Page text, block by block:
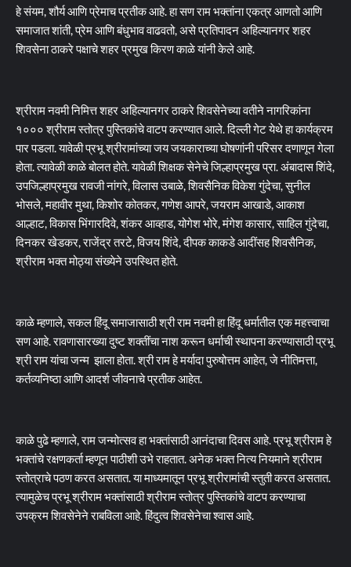
हे संयम, शौर्य आणि प्रेमाच प्रतीक आहे. हा सण राम भक्तांना एकत्र आणतो आणि
समाजात शांती, प्रेम आणि बंधुभाव वाढवतो, असे प्रतिपादन अहिल्यानगर शहर
शिवसेना ठाकरे पक्षाचे शहर प्रमुख किरण काळे यांनी केले आहे.
श्रीराम नवमी निमित्त शहर अहिल्यानगर ठाकरे शिवसेनेच्या वतीने नागरिकांना
१००० श्रीराम स्तोत्र पुस्तिकांचे वाटप करण्यात आले. दिल्ली गेट येथे हा कार्यक्रम
पार पडला. यावेळी प्रभू श्रीरामांच्या जय जयकाराच्या घोषणांनी परिसर दणाणून गेला
होता. त्यावेळी काळे बोलत होते. यावेळी शिक्षक सेनेचे जिल्हाप्रमुख प्रा. अंबादास शिंदे,
उपजिल्हाप्रमुख रावजी नांगरे, विलास उबाळे, शिवसैनिक विकेश गुंदेचा, सुनील
भोसले, महावीर मुथा, किशोर कोतकर, गणेश आपरे, जयराम आखाडे, आकाश
आल्हाट, विकास भिंगारदिवे, शंकर आव्हाड, योगेश भोरे, मंगेश कासार, साहिल गुंदेचा,
दिनकर खेडकर, राजेंद्र तरटे, विजय शिंदे, दीपक काकडे आदींसह शिवसैनिक,
श्रीराम भक्त मोठ्या संख्येने उपस्थित होते.
काळे म्हणाले, सकल हिंदू समाजासाठी श्री राम नवमी हा हिंदू धर्मातील एक महत्त्वाचा
सण आहे. रावणासारख्या दुष्ट शक्तींचा नाश करून धर्माची स्थापना करण्यासाठी प्रभू
श्री राम यांचा जन्म झाला होता. श्री राम हे मर्यादा पुरुषोत्तम आहेत, जे नीतिमत्ता,
कर्तव्यनिष्ठा आणि आदर्श जीवनाचे प्रतीक आहेत.
काळे पुढे म्हणाले, राम जन्मोत्सव हा भक्तांसाठी आनंदाचा दिवस आहे. प्रभू श्रीराम हे
भक्तांचे रक्षणकर्ता म्हणून पाठीशी उभे राहतात. अनेक भक्त नित्य नियमाने श्रीराम
स्तोत्राचे पठण करत असतात. या माध्यमातून प्रभू श्रीरामांची स्तुती करत असतात.
त्यामुळेच प्रभू श्रीराम भक्तांसाठी श्रीराम स्तोत्र पुस्तिकांचे वाटप करण्याचा
उपक्रम शिवसेनेने राबविला आहे. हिंदुत्व शिवसेनेचा श्वास आहे.